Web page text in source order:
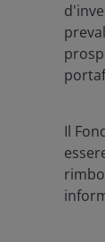
Il